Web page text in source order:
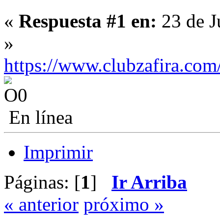
« Respuesta #1 en: 23 de
»
https://
En línea
Imprimir
Páginas: [1] Ir Arriba
« anterior próximo »